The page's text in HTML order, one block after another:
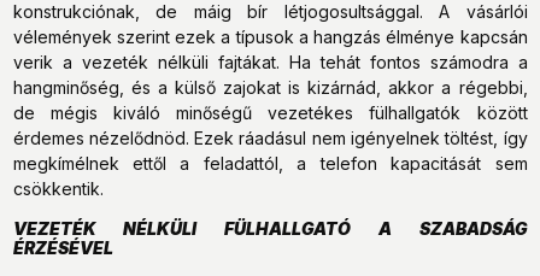
konstrukciónak, de máig bír létjogosultsággal. A vásárlói
vélemények szerint ezek a típusok a hangzás élménye kapcsán
verik a vezeték nélküli fajtákat. Ha tehát fontos számodra a
hangminőség, és a külső zajokat is kizárnád, akkor a régebbi,
de mégis kiváló minőségű vezetékes fülhallgatók között
érdemes nézelődnöd. Ezek ráadásul nem igényelnek töltést, így
megkímélnek ettől a feladattól, a telefon kapacitását sem
csökkentik.
VEZETÉK NÉLKÜLI FÜLHALLGATÓ A SZABADSÁG
ÉRZÉSÉVEL